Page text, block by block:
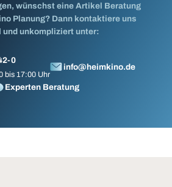
wünschst eine Artikel Beratung
Planung? Dann kontaktiere uns
und unkompliziert unter:
0
bis 17:00 Uhr
info@heimkino.de
Experten Beratung